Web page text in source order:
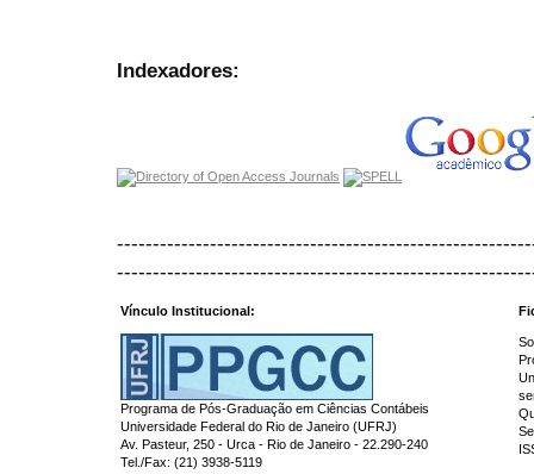
Indexadores:
Vínculo Institucional:
Programa de Pós-Graduação em Ciências Contábeis
Universidade Federal do Rio de Janeiro (UFRJ)
Av. Pasteur, 250 - Urca - Rio de Janeiro - 22.290-240
Tel./Fax: (21) 3938-5119